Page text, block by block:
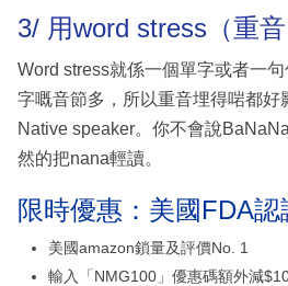
3/ 用word stress（重音
Word stress就係一個單字或者一
字嘅音節多，所以重音埋得啱都好
Native speaker。你不會說
然的把nana輕讀。
限時優惠：美國FDA
美國amazon鎖量及評價No. 1
輸入「NMG100」優惠碼額外減